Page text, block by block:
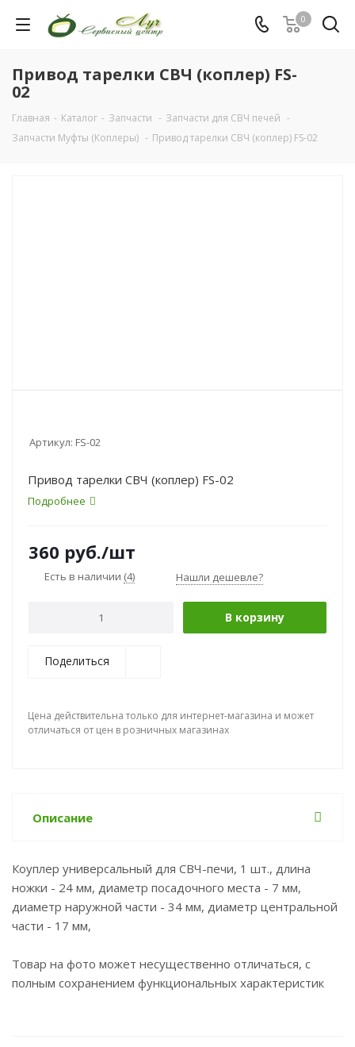
0
Привод тарелки СВЧ (коплер) FS-
02
Главная - Каталог - Запчасти - Запчасти для СВЧ печей -
Запчасти Муфты (Коплеры) - Привод тарелки СВЧ (коплер) FS-02
Артикул: FS-02
Привод тарелки СВЧ (коплер) FS-02
Подробнее
360 руб./шт
Есть в наличии (4) Нашли дешевле?
В корзину
Поделиться
Цена действительна только для интернет-магазина и может
отличаться от цен в розничных магазинах
Описание
Коуплер универсальный для СВЧ-печи, 1 шт., длина
ножки - 24 мм, диаметр посадочного места - 7 мм,
диаметр наружной части - 34 мм, диаметр центральной
части - 17 мм,
Товар на фото может несущественно отличаться, с
полным сохранением функциональных характеристик